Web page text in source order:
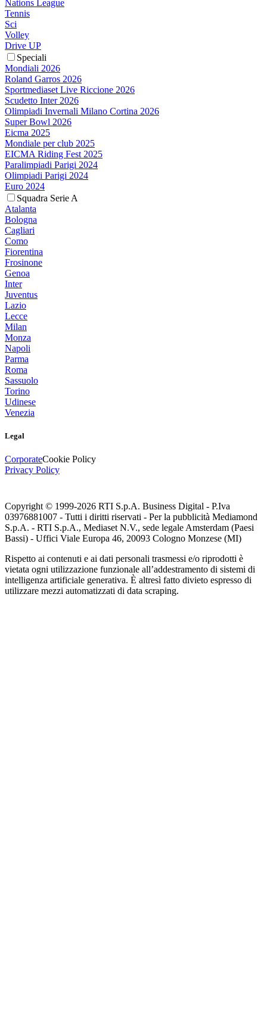
Nations League
Tennis
Sci
Volley
Drive UP
Speciali
Mondiali 2026
Roland Garros 2026
Sportmediaset Live Riccione 2026
Scudetto Inter 2026
Olimpiadi Invernali Milano Cortina 2026
Super Bowl 2026
Eicma 2025
Mondiale per club 2025
EICMA Riding Fest 2025
Paralimpiadi Parigi 2024
Olimpiadi Parigi 2024
Euro 2024
Squadra Serie A
Atalanta
Bologna
Cagliari
Como
Fiorentina
Frosinone
Genoa
Inter
Juventus
Lazio
Lecce
Milan
Monza
Napoli
Parma
Roma
Sassuolo
Torino
Udinese
Venezia
Legal
CorporateCookie Policy
Privacy Policy
Copyright © 1999-2026 RTI S.p.A. Business Digital - P.Iva
03976881007 - Tutti i diritti riservati - Per la pubblicità Mediamond
S.p.A. - RTI S.p.A., Mediaset N.V., sede legale Amsterdam (Paesi
Bassi) - Uffici Viale Europa 46, 20093 Cologno Monzese (MI)
Rispetto ai contenuti e ai dati personali trasmessi e/o riprodotti è
vietata ogni utilizzazione funzionale all’addestramento di sistemi di
intelligenza artificiale generativa. È altresì fatto divieto espresso di
utilizzare mezzi automatizzati di data scraping.